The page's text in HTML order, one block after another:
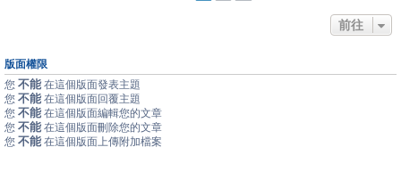
前往
版面權限
您 不能 在這個版面發表主題
您 不能 在這個版面回覆主題
您 不能 在這個版面編輯您的文章
您 不能 在這個版面刪除您的文章
您 不能 在這個版面上傳附加檔案